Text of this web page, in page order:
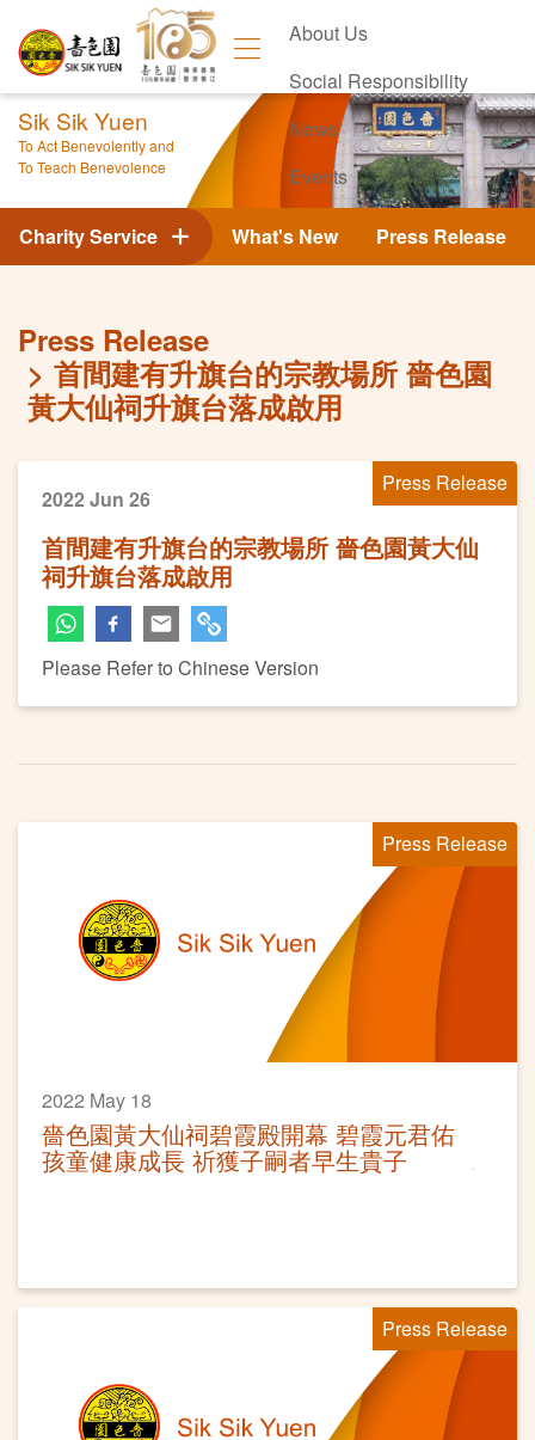
About Us
Social Responsibility
News
Events
Contact Us
Sik Sik Yuen
To Act Benevolently and
To Teach Benevolence
What's New Press Release
Charity Service
Press Release
首間建有升旗台的宗教場所 嗇色園
黃大仙祠升旗台落成啟用
Press Release
2022 Jun 26
首間建有升旗台的宗教場所 嗇色園黃大仙
祠升旗台落成啟用
Please Refer to Chinese Version
Press Release
2022 May 18
嗇色園黃大仙祠碧霞殿開幕 碧霞元君佑
孩童健康成長 祈獲子嗣者早生貴子
Press Release